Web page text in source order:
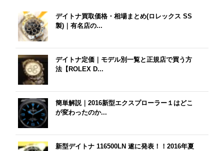
デイトナ買取価格・相場まとめ(ロレックス SS
製)｜有名店の...
デイトナ定価｜モデル別一覧と正規店で買う方
法【ROLEX D...
簡単解説｜2016新型エクスプローラー１はどこ
が変わったのか...
新型デイトナ 116500LN 遂に発表！！2016年夏